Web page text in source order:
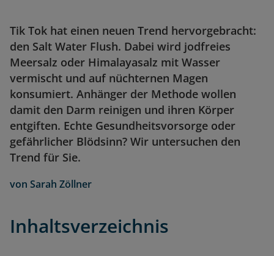
Tik Tok hat einen neuen Trend hervorgebracht:
den Salt Water Flush. Dabei wird jodfreies
Meersalz oder Himalayasalz mit Wasser
vermischt und auf nüchternen Magen
konsumiert. Anhänger der Methode wollen
damit den Darm reinigen und ihren Körper
entgiften. Echte Gesundheitsvorsorge oder
gefährlicher Blödsinn? Wir untersuchen den
Trend für Sie.
von Sarah Zöllner
Inhaltsverzeichnis